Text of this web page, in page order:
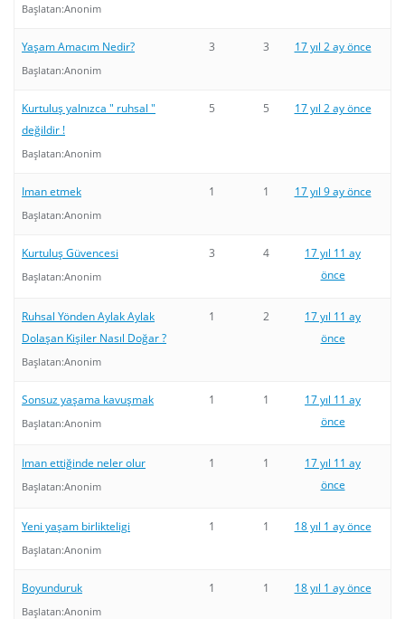
Başlatan:Anonim
Yaşam Amacım Nedir?
Başlatan:Anonim
3 3 17 yıl 2 ay önce
Kurtuluş yalnızca " ruhsal "
değildir !
Başlatan:Anonim
5 5 17 yıl 2 ay önce
Iman etmek
Başlatan:Anonim
1 1 17 yıl 9 ay önce
Kurtuluş Güvencesi
Başlatan:Anonim
3 4
17 yıl 11 ay
önce
Ruhsal Yönden Aylak Aylak
Dolaşan Kişiler Nasıl Doğar ?
Başlatan:Anonim
1 2
17 yıl 11 ay
önce
Sonsuz yaşama kavuşmak
Başlatan:Anonim
1 1
17 yıl 11 ay
önce
Iman ettiğinde neler olur
Başlatan:Anonim
1 1
17 yıl 11 ay
önce
Yeni yaşam birlikteligi
Başlatan:Anonim
1 1 18 yıl 1 ay önce
Boyunduruk
Başlatan:Anonim
1 1 18 yıl 1 ay önce